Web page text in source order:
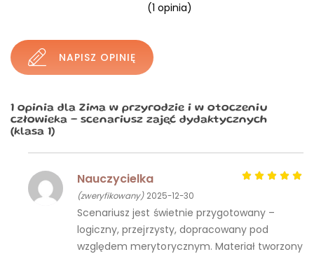
(1 opinia)
NAPISZ OPINIĘ
1 opinia dlaZima w przyrodzie i w otoczeniu
człowieka – scenariusz zajęć dydaktycznych
(klasa 1)
Nauczycielka
(zweryfikowany) 2025-12-30
Scenariusz jest świetnie przygotowany –
logiczny, przejrzysty, dopracowany pod
względem merytorycznym. Materiał tworzony